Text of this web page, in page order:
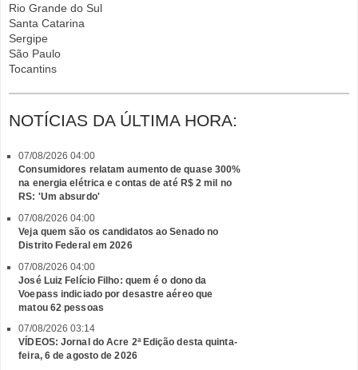
Rio Grande do Sul
Santa Catarina
Sergipe
São Paulo
Tocantins
NOTÍCIAS DA ÚLTIMA HORA:
07/08/2026 04:00
Consumidores relatam aumento de quase 300%
na energia elétrica e contas de até R$ 2 mil no
RS: 'Um absurdo'
07/08/2026 04:00
Veja quem são os candidatos ao Senado no
Distrito Federal em 2026
07/08/2026 04:00
José Luiz Felício Filho: quem é o dono da
Voepass indiciado por desastre aéreo que
matou 62 pessoas
07/08/2026 03:14
VÍDEOS: Jornal do Acre 2ª Edição desta quinta-
feira, 6 de agosto de 2026